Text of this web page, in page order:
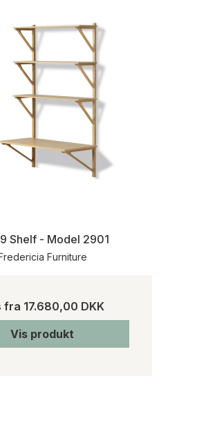
Shelf - Model 2901
Furniture
fra 17.680,00 DKK
Vis produkt